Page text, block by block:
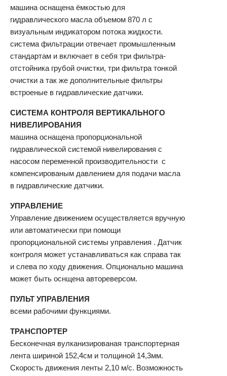
машина оснащена ёмкостью для
гидравлического масла объемом 870 л с
визуальным индикатором потока жидкости.
система фильтрации отвечает промышленным
стандартам и включает в себя три фильтра-
отстойника грубой очистки, три фильтра тонкой
очистки а так же дополнительные фильтры
встроеные в гидравлические датчики.
СИСТЕМА КОНТРОЛЯ ВЕРТИКАЛЬНОГО
НИВЕЛИРОВАНИЯ
машина оснащена пропорциональной
гидравлической системой нивелирования с
насосом переменной производительности с
компенсированым давлением для подачи масла
в гидравлические датчики.
УПРАВЛЕНИЕ
Управление движением осуществляется вручную
или автоматически при помощи
пропорциональной системы управления . Датчик
контроля может устанавливаться как справа так
и слева по ходу движения. Опционально машина
может быть оснщена автореверсом.
ПУЛЬТ УПРАВЛЕНИЯ
всеми рабочими функциями.
ТРАНСПОРТЕР
Бесконечная вулканизированая транспортерная
лента шириной 152,4см и толщиной 14,3мм.
Скорость движения ленты 2,10 м/с. Возможность